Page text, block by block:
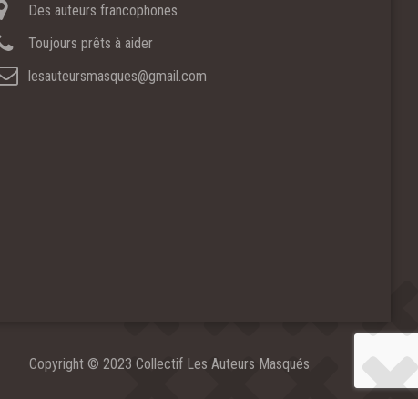
Des auteurs francophones
Toujours prêts à aider
lesauteursmasques@gmail.com
Copyright © 2023 Collectif Les Auteurs Masqués